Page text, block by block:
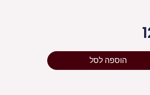
הוספה לסל